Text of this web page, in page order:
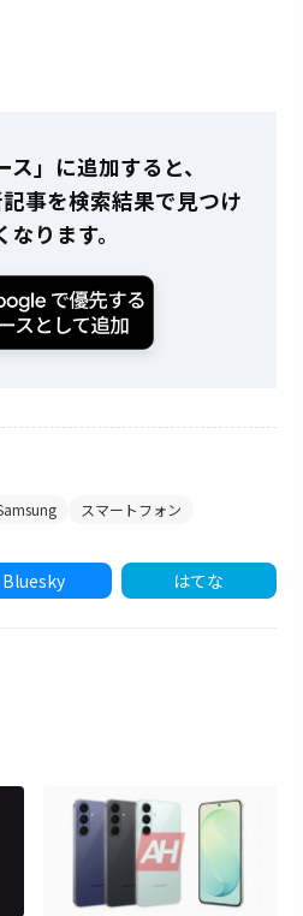
ス」に追加すると、
事を検索結果で見つけ
なります。
スマートフォン
Bluesky はてな